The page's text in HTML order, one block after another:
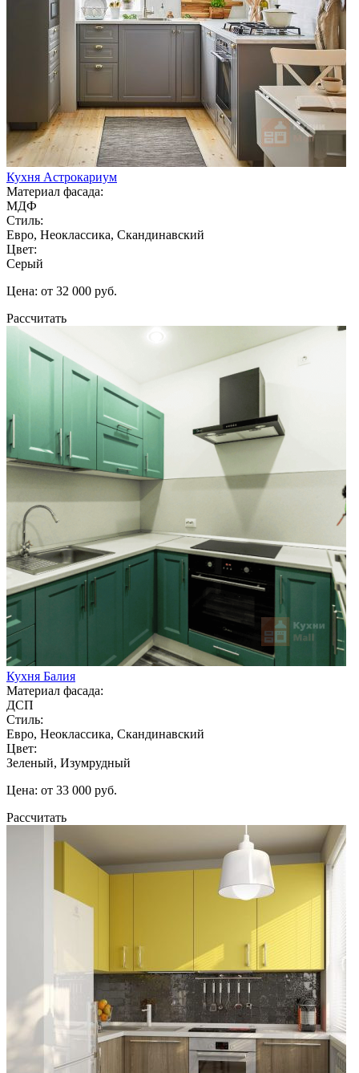
Кухня Астрокариум
Материал фасада:
МДФ
Стиль:
Евро, Неоклассика, Скандинавский
Цвет:
Серый
Цена: от 32 000 руб.
Рассчитать
Кухня Балия
Материал фасада:
ДСП
Стиль:
Евро, Неоклассика, Скандинавский
Цвет:
Зеленый, Изумрудный
Цена: от 33 000 руб.
Рассчитать